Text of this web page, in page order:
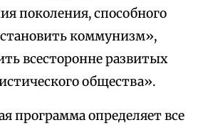
поколения, способного
коммунизм»,
всесторонне развитых
общества».
программа определяет все